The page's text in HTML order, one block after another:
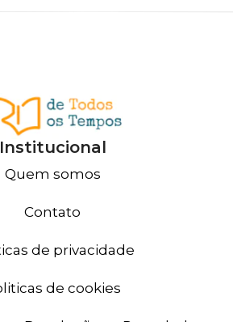
Institucional
Quem somos
Contato
de privacidade
de cookies